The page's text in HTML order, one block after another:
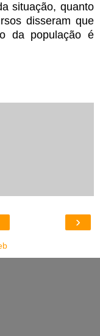
situação, quanto
disseram que
da população é
›